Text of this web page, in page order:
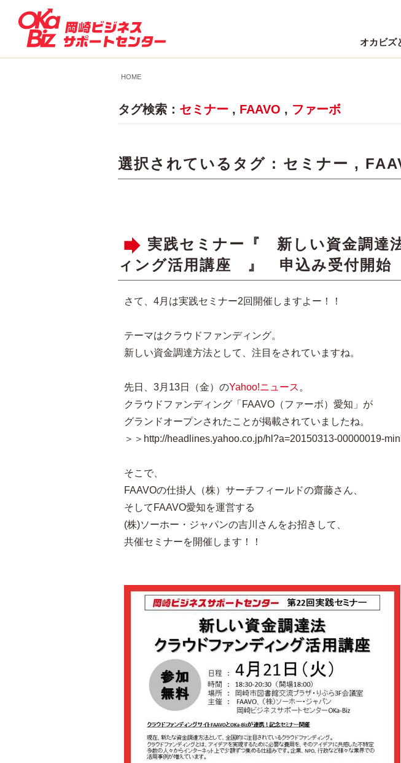
オカビズ
HOME
タグ検索： セミナー , FAAVO , ファーボ
選択されているタグ : セミナー ,
実践セミナー『 新しい資金調達
ィング活用講座 』 申込み受付開始
さて、4月は実践セミナー2回開催しますよー！！
テーマはクラウドファンディング。
新しい資金調達方法として、注目をされていますね。
先日、3月13日（金）のYahoo!ニュース 。
クラウドファンディング「FAAVO（ファーボ）愛知」が
グランドオープンされたことが掲載されていましたね。
＞＞http://headlines.yahoo.co.jp/hl?a=20150313-00000019-
そこで、
FAAVOの仕掛人（株）サーチフィールドの齋藤さん、
そしてFAAVO愛知を運営する
(株)ソーホー・ジャパンの吉川さんをお招きして、
共催セミナーを開催します！！